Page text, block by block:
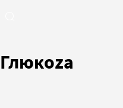
Глюкoza